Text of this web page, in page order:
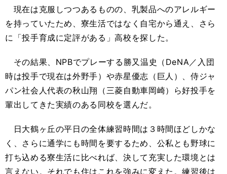
現在は克服しつつあるものの、乳製品へのアレルギー
を持っていたため、寮生活ではなく自宅から通え、さら
に「投手育成に定評がある」高校を探した。
その結果、NPBでプレーする勝又温史（DeNA／入団
時は投手で現在は外野手）や赤星優志（巨人）、侍ジャ
パン社会人代表の秋山翔（三菱自動車岡崎）ら好投手を
輩出してきた実績のある同校を選んだ。
日大鶴ヶ丘の平日の全体練習時間は３時間ほどしかな
く、さらに通学にも時間を要するため、公私とも野球に
打ち込める寮生活に比べれば、決して充実した環境とは
言えない。それでも住はこれを強みに変えた。練習後は